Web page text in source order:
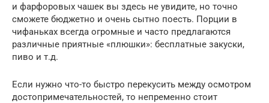
и фарфоровых чашек вы здесь не увидите, но точно
сможете бюджетно и очень сытно поесть. Порции в
чифаньках всегда огромные и часто предлагаются
различные приятные «плюшки»: бесплатные закуски,
пиво и т.д.
Если нужно что-то быстро перекусить между осмотром
достопримечательностей, то непременно стоит